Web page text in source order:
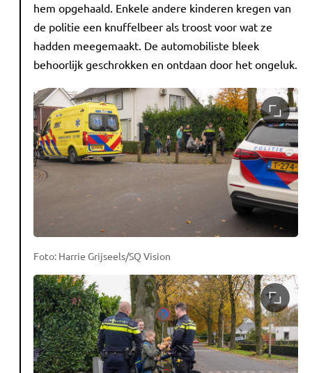
hem opgehaald. Enkele andere kinderen kregen van
de politie een knuffelbeer als troost voor wat ze
hadden meegemaakt. De automobiliste bleek
behoorlijk geschrokken en ontdaan door het ongeluk.
Foto: Harrie Grijseels/SQ Vision